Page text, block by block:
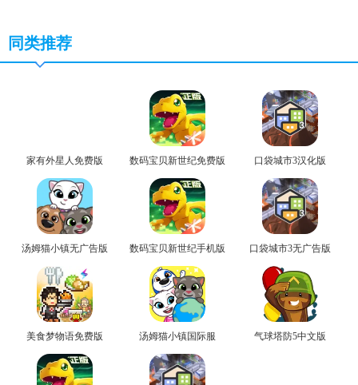
同类推荐
家有外星人免费版 数码宝贝新世纪免费版 口袋城市3汉化版
汤姆猫小镇无广告版 数码宝贝新世纪手机版 口袋城市3无广告版
美食梦物语免费版 汤姆猫小镇国际服 气球塔防5中文版